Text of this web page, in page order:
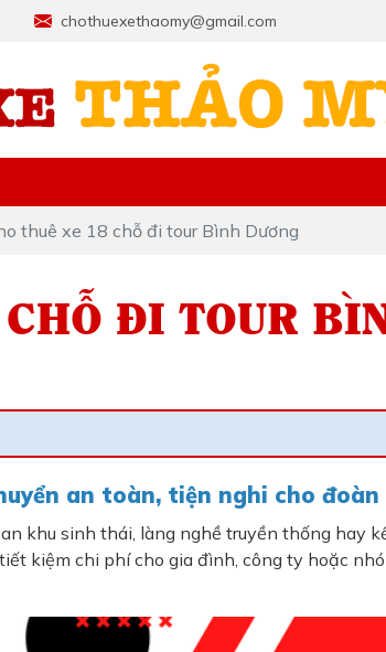
chothuexethaomy@gmail.com
thuê xe 18 chỗ đi tour Bình Dương
ĐI TOUR
an toàn, tiện nghi cho
khu sinh thái, làng nghề truyền thống hay
kiệm chi phí cho gia đình, công ty hoặc